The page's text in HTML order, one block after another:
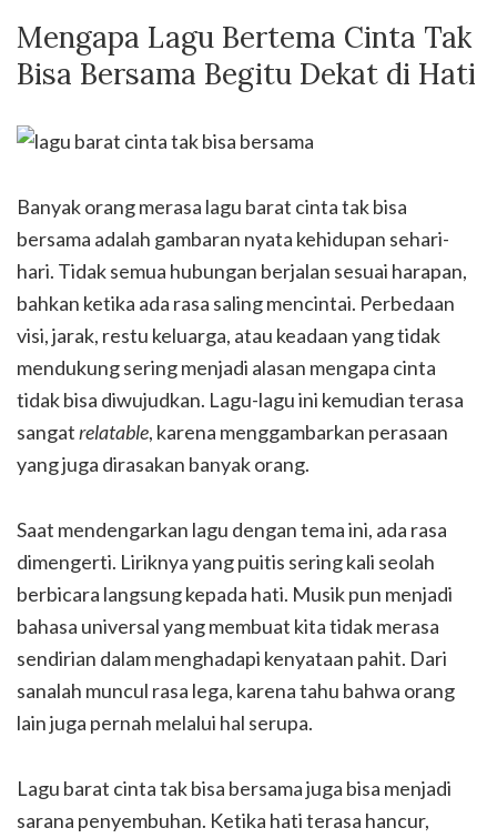
Mengapa Lagu Bertema Cinta Tak
Bisa Bersama Begitu Dekat di Hati
Banyak orang merasa lagu barat cinta tak bisa
bersama adalah gambaran nyata kehidupan sehari-
hari. Tidak semua hubungan berjalan sesuai harapan,
bahkan ketika ada rasa saling mencintai. Perbedaan
visi, jarak, restu keluarga, atau keadaan yang tidak
mendukung sering menjadi alasan mengapa cinta
tidak bisa diwujudkan. Lagu-lagu ini kemudian terasa
sangatrelatable, karena menggambarkan perasaan
yang juga dirasakan banyak orang.
Saat mendengarkan lagu dengan tema ini, ada rasa
dimengerti. Liriknya yang puitis sering kali seolah
berbicara langsung kepada hati. Musik pun menjadi
bahasa universal yang membuat kita tidak merasa
sendirian dalam menghadapi kenyataan pahit. Dari
sanalah muncul rasa lega, karena tahu bahwa orang
lain juga pernah melalui hal serupa.
Lagu barat cinta tak bisa bersama juga bisa menjadi
sarana penyembuhan. Ketika hati terasa hancur,